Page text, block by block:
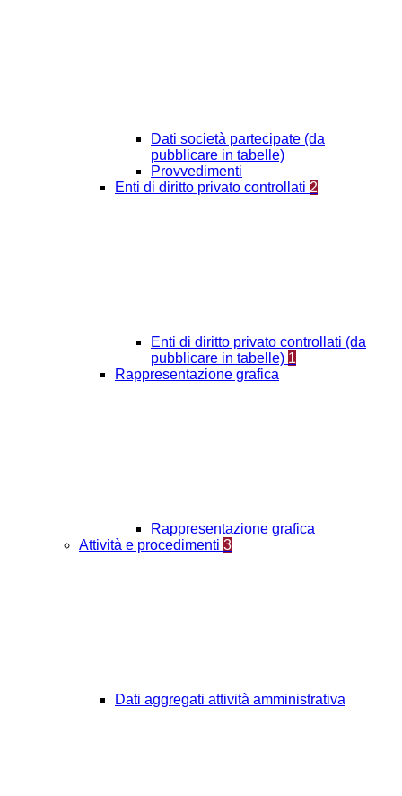
Dati società partecipate (da
pubblicare in tabelle)
Provvedimenti
Enti di diritto privato controllati 2
Enti di diritto privato controllati (da
pubblicare in tabelle) 1
Rappresentazione grafica
Rappresentazione grafica
Attività e procedimenti 3
Dati aggregati attività amministrativa